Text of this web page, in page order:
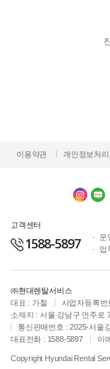
이용약관 개인정보처
고객센터
1588-5897
운
업
㈜현대렌탈서비스
대표 : 가철
사업자등록번
소재지 : 서울 강남구 언주로
통신판매번호 : 2025-서울
대표전화 : 1588-5897
이
Copyright Hyundai Rental